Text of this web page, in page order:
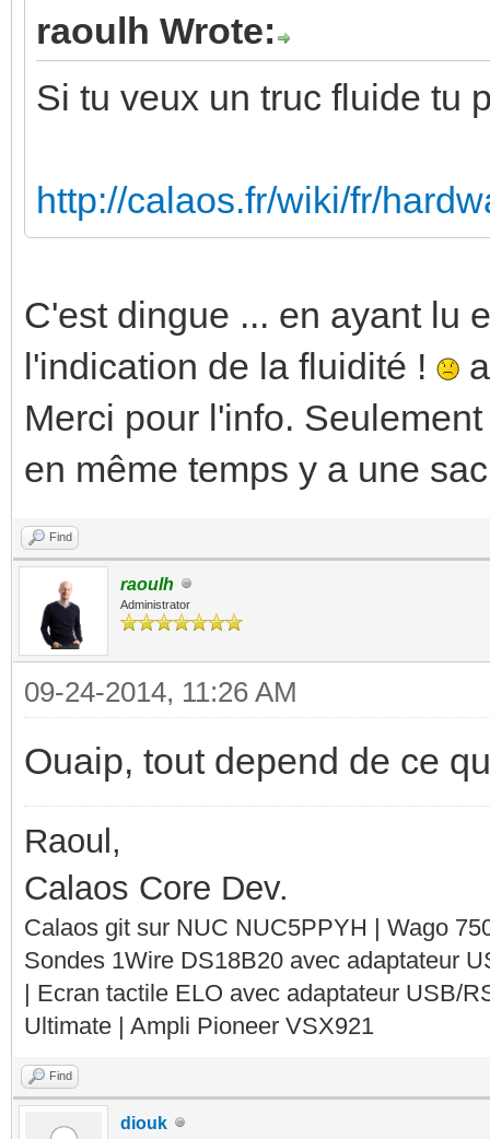
raoulh Wrote:
Si tu veux un truc fluide tu
http://calaos.fr/wiki/fr/
C'est dingue ... en ayant lu
l'indication de la fluidité !
Merci pour l'info.
en même temps y a une
Find
raoulh
Administrator
09-24-2014, 11:26 AM
Ouaip, tout depend de ce
Raoul,
Calaos Core Dev.
Calaos git sur NUC NUC5PPYH | Wago
Sondes 1Wire DS18B20 avec adaptateur
| Ecran tactile ELO avec adaptateur USB/
Ultimate | Ampli Pioneer VSX921
Find
diouk